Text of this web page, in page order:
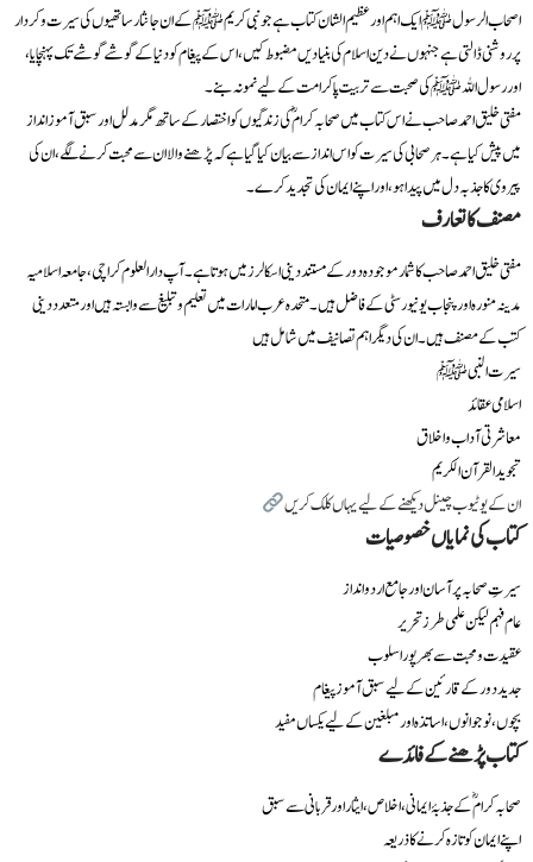
اصحاب الرسول ﷺ ایک اہم اور عظیم الشان کتاب ہے جو نبی کریم ﷺ کے ان جانثار ساتھیوں کی سیرت و کردار
پر روشنی ڈالتی ہے جنہوں نے دین اسلام کی بنیادیں مضبوط کیں، اس کے پیغام کو دنیا کے گوشے گوشے تک پہنچایا،
اور رسول اللہ ﷺ کی صحبت سے تربیت پا کر امت کے لیے نمونہ بنے۔
مفتی خلیق احمد صاحب نے اس کتاب میں صحابہ کرامؓ کی زندگیوں کو اختصار کے ساتھ مگر مدلل اور سبق آموز انداز
میں پیش کیا ہے۔ ہر صحابی کی سیرت کو اس انداز سے بیان کیا گیا ہے کہ پڑھنے والا ان سے محبت کرنے لگے، ان کی
پیروی کا جذبہ دل میں پیدا ہو، اور اپنے ایمان کی تجدید کرے۔
مصنف کا تعارف
مفتی خلیق احمد صاحب کا شمار موجودہ دور کے مستند دینی اسکالرز میں ہوتا ہے۔ آپ دارالعلوم کراچی، جامعہ اسلامیہ
مدینہ منورہ اور پنجاب یونیورسٹی کے فاضل ہیں۔ متحدہ عرب امارات میں تعلیم و تبلیغ سے وابستہ ہیں اور متعدد دینی
کتب کے مصنف ہیں۔ ان کی دیگر اہم تصانیف میں شامل ہیں
سیرت النبی ﷺ
اسلامی عقائد
معاشرتی آداب و اخلاق
تجوید القرآن الکریم
ان کے یوٹیوب چینل دیکھنے کے لیے یہاں کلک کریں
کتاب کی نمایاں خصوصیات
سیرتِ صحابہ پر آسان اور جامع اردو انداز
عام فہم لیکن علمی طرز تحریر
عقیدت و محبت سے بھرپور اسلوب
جدید دور کے قارئین کے لیے سبق آموز پیغام
بچوں، نوجوانوں، اساتذہ اور مبلغین کے لیے یکساں مفید
کتاب پڑھنے کے فائدے
صحابہ کرامؓ کے جذبۂ ایمانی، اخلاص، ایثار اور قربانی سے سبق
اپنے ایمان کو تازہ کرنے کا ذریعہ